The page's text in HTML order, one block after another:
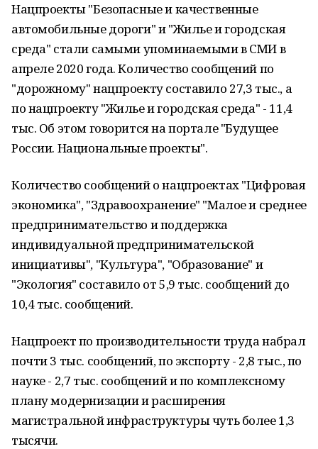
Нацпроекты "Безопасные и качественные
автомобильные дороги" и "Жилье и городская
среда" стали самыми упоминаемыми в СМИ в
апреле 2020 года. Количество сообщений по
"дорожному" нацпроекту составило 27,3 тыс., а
по нацпроекту "Жилье и городская среда" - 11,4
тыс. Об этом говорится на портале "Будущее
России. Национальные проекты".
Количество сообщений о нацпроектах "Цифровая
экономика", "Здравоохранение" "Малое и среднее
предпринимательство и поддержка
индивидуальной предпринимательской
инициативы", "Культура", "Образование" и
"Экология" составило от 5,9 тыс. сообщений до
10,4 тыс. сообщений.
Нацпроект по производительности труда набрал
почти 3 тыс. сообщений, по экспорту - 2,8 тыс., по
науке - 2,7 тыс. сообщений и по комплексному
плану модернизации и расширения
магистральной инфраструктуры чуть более 1,3
тысячи.